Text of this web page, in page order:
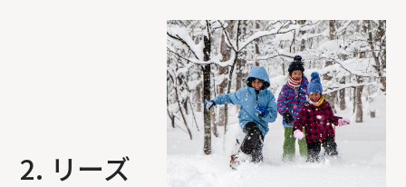
2. リーズ